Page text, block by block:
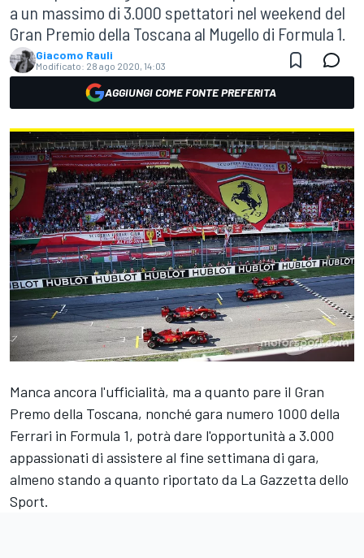
a un massimo di 3.000 spettatori nel weekend del
Gran Premio della Toscana al Mugello di Formula 1.
Giacomo Rauli
Modificato: 28 ago 2020, 14:03
AGGIUNGI COME FONTE PREFERITA
Manca ancora l'ufficialità, ma a quanto pare il Gran
Premo della Toscana, nonché gara numero 1000 della
Ferrari in Formula 1, potrà dare l'opportunità a 3.000
appassionati di assistere al fine settimana di gara,
almeno stando a quanto riportato da La Gazzetta dello
Sport.